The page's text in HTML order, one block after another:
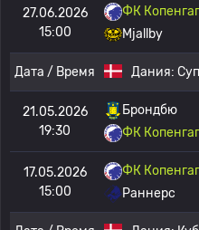
27.06.2026
15:00
ФК
Mjallby
Дата / Время Дания:
21.05.2026
19:30
Брондбю
ФК
17.05.2026
15:00
ФК
Раннерс